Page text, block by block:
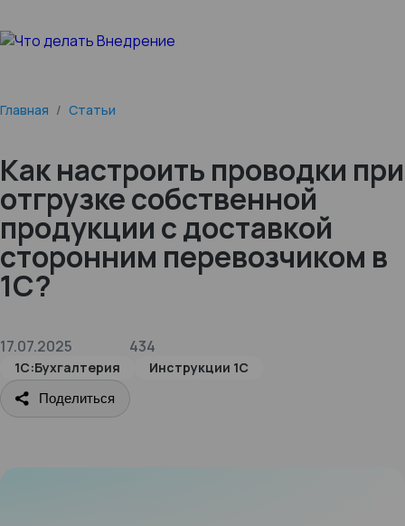
Главная / Статьи
Как настроить проводки при
отгрузке собственной
продукции с доставкой
сторонним перевозчиком в
1С?
17.07.2025 434
1С:Бухгалтерия Инструкции 1С
Поделиться